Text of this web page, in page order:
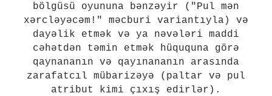
bölgüsü oyununa bənzəyir ("Pul mən
xərcləyəcəm!" məcburi variantıyla) və
dayəlik etmək və ya nəvələri maddi
cəhətdən təmin etmək hüququna görə
qaynananın və qayınananın arasında
zarafatcıl mübarizəyə (paltar və pul
atribut kimi çıxış edirlər).